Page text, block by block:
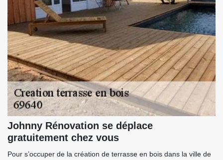
Johnny Rénovation se déplace
gratuitement chez vous
Pour s’occuper de la création de terrasse en bois dans la ville de